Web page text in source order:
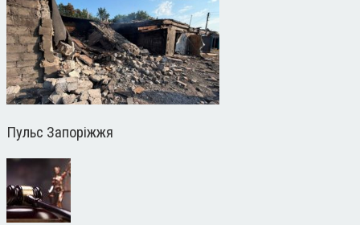
Пульс Запоріжжя